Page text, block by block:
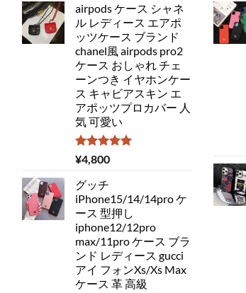
airpods ケース シャネ
ル レディース エアポ
ッツケース ブランド
chanel風 airpods pro2
ケース おしゃれ チェ
ーンつき イヤホンケー
ス キャビアスキン エ
アポッツプロカバー 人
気 可愛い
5段階中
5.00
¥4,800
グッチ
iPhone15/14/14pro ケ
ース 型押し
iphone12/12pro
max/11pro ケース ブラ
ンド レディース gucci
アイ フォンXs/Xs Max
ケース 革 高級